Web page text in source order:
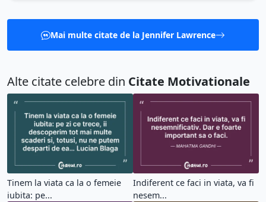
Mai multe citate de la Jennifer Lawrence
Alte citate celebre din Citate Motivationale
Tinem la viata ca la o femeie
iubita: pe...
Indiferent ce faci in viata, va fi
nesem...